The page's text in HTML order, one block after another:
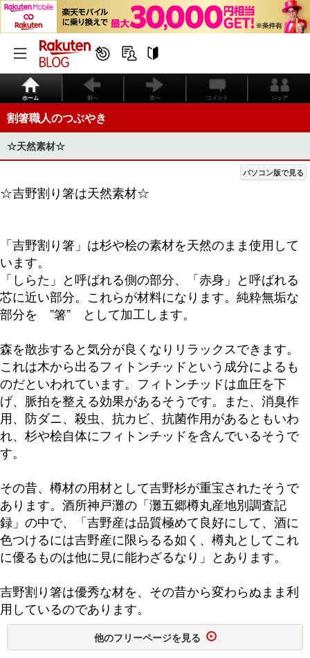
ホーム 前へ 次へ コメント シェア
割箸職人のつぶやき
☆天然素材☆
パソコン版で見る
☆吉野割り箸は天然素材☆
「吉野割り箸」は杉や桧の素材を天然のまま使用して
います。
「しらた」と呼ばれる側の部分、「赤身」と呼ばれる
芯に近い部分。これらが材料になります。純粋無垢な
部分を ”箸” として加工します。
森を散歩すると気分が良くなりリラックスできます。
これは木から出るフィトンチッドという成分によるも
のだといわれています。フィトンチッドは血圧を下
げ、脈拍を整える効果があるそうです。また、消臭作
用、防ダニ、殺虫、抗カビ、抗菌作用があるともいわ
れ、杉や桧自体にフィトンチッドを含んでいるそうで
す。
その昔、樽材の用材として吉野杉が重宝されたそうで
あります。酒所神戸灘の「灘五郷樽丸産地別調査記
録」の中で、「吉野産は品質極めて良好にして、酒に
色つけるには吉野産に限らるる如く、樽丸としてこれ
に優るものは他に見に能わざるなり」とあります。
吉野割り箸は優秀な材を、その昔から変わらぬまま利
用しているのであります。
他のフリーページを見る